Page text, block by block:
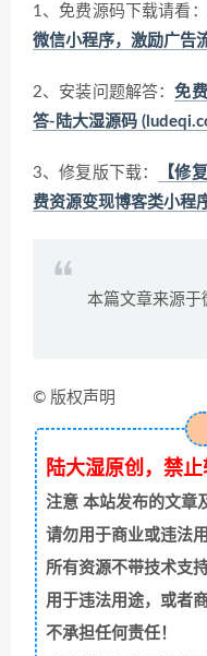
1、免费源码下载请看：
微信小程序，激励广告
2、安装问题解答：免
答-陆大湿源码
3、修复版下载：
【修
费资源变现博客类小程
本篇文章来源于
© 版权声明
陆大湿原创，禁止
注意本站发布的文章
请勿用于商业或违法
所有资源不带技术支
用于违法用途，或者
不承担任何责任！